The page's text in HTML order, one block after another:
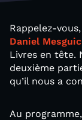
Rappelez-vous,
Daniel
Livres en tête.
deuxième
qu’il nous a
Au